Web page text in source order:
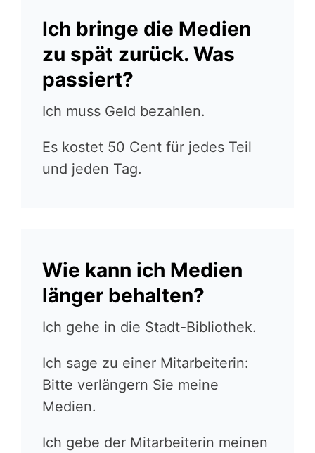
Ich bringe die Medien
zu spät zurück. Was
passiert?
Ich muss Geld bezahlen.
Es kostet 50 Cent für jedes Teil
und jeden Tag.
Wie kann ich Medien
länger behalten?
Ich gehe in die Stadt-Bibliothek.
Ich sage zu einer Mitarbeiterin:
Bitte verlängern Sie meine
Medien.
Ich gebe der Mitarbeiterin meinen